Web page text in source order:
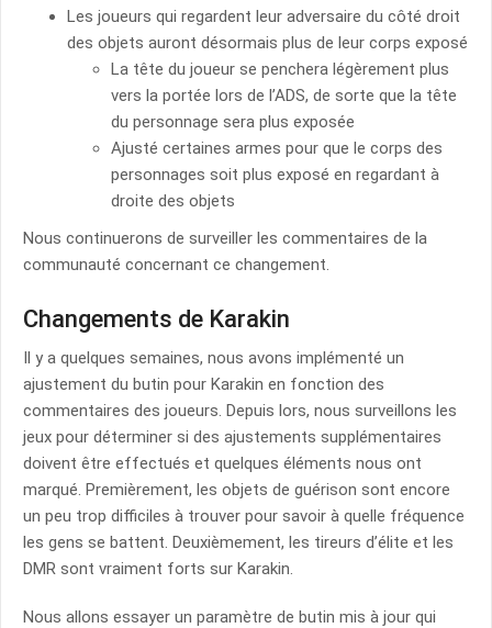
Les joueurs qui regardent leur adversaire du côté droit
des objets auront désormais plus de leur corps exposé
La tête du joueur se penchera légèrement plus
vers la portée lors de l’ADS, de sorte que la tête
du personnage sera plus exposée
Ajusté certaines armes pour que le corps des
personnages soit plus exposé en regardant à
droite des objets
Nous continuerons de surveiller les commentaires de la
communauté concernant ce changement.
Changements de Karakin
Il y a quelques semaines, nous avons implémenté un
ajustement du butin pour Karakin en fonction des
commentaires des joueurs. Depuis lors, nous surveillons les
jeux pour déterminer si des ajustements supplémentaires
doivent être effectués et quelques éléments nous ont
marqué. Premièrement, les objets de guérison sont encore
un peu trop difficiles à trouver pour savoir à quelle fréquence
les gens se battent. Deuxièmement, les tireurs d’élite et les
DMR sont vraiment forts sur Karakin.
Nous allons essayer un paramètre de butin mis à jour qui